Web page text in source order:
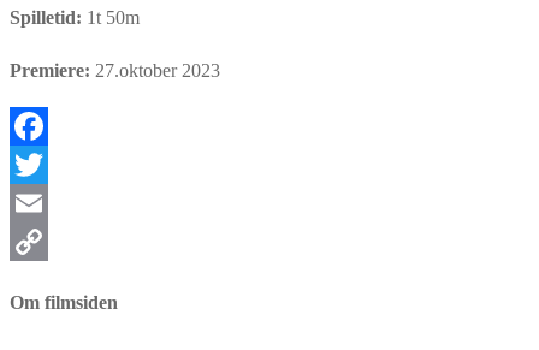
Spilletid: 1t 50m
Premiere: 27.oktober 2023
Facebook
Twitter
Email
Om filmsiden